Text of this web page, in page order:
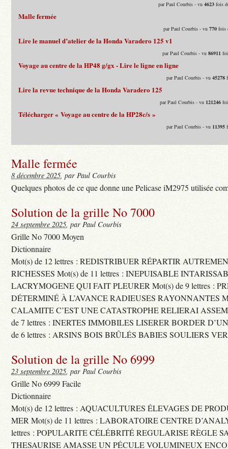
par Paul Courbis - vu4623 fois
Malle fermée
par Paul Courbis - vu770 fois
Lire le manuel d’atelier de la Honda Varadero 125 v1
par Paul Courbis - vu86911
Voyage au centre de la HP48 g/gx - Lire le ligne en ligne
par Paul Courbis - vu45278
Lire la revue technique de la Honda Varadero 125
par Paul Courbis - vu 121246
Télécharger « Voyage au centre de la HP28c/s »
par Paul Courbis - vu 11395
Malle fermée
8 décembre 2025, par Paul Courbis
Quelques photos de ce que donne une Pelicase iM2975 utilisée
Solution de la grille No 7000
24 septembre 2025, par Paul Courbis
Grille No 7000 Moyen
Dictionnaire
Mot(s) de 12 lettres : REDISTRIBUER RÉPARTIR
RICHESSES Mot(s) de 11 lettres : INEPUISABLE
LACRYMOGENE QUI FAIT PLEURER Mot(s) de 9 lettres :
DÉTERMINÉ À L’AVANCE RADIEUSES RAYONNANTES
CALAMITE C’EST UNE CATASTROPHE RELIERAI
de 7 lettres : INERTES IMMOBILES LISERER BORDER
de 6 lettres : ARSINS BOIS BRÛLÉS BABIES SOULIERS
Solution de la grille No 6999
23 septembre 2025, par Paul Courbis
Grille No 6999 Facile
Dictionnaire
Mot(s) de 12 lettres : AQUACULTURES ÉLEVAGES DE
MER Mot(s) de 11 lettres : LABORATOIRE CENTRE
lettres : POPULARITE CÉLÉBRITÉ REGULARISE RÈGLE
THESAURISE AMASSE UN PÉCULE VOLUMINEUX